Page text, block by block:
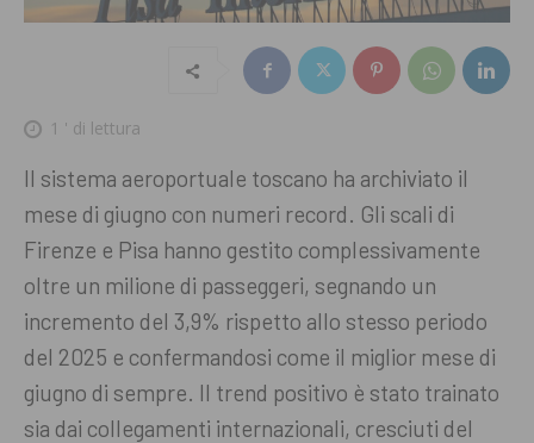
1 ' di lettura
Il sistema aeroportuale toscano ha archiviato il
mese di giugno con numeri record. Gli scali di
Firenze e Pisa hanno gestito complessivamente
oltre un milione di passeggeri, segnando un
incremento del 3,9% rispetto allo stesso periodo
del 2025 e confermandosi come il miglior mese di
giugno di sempre . Il trend positivo è stato trainato
sia dai collegamenti internazionali, cresciuti del